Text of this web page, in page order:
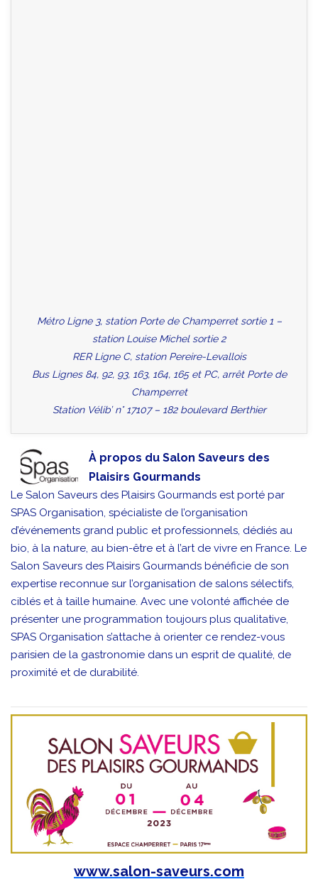
Métro Ligne 3, station Porte de Champerret sortie 1 –
station Louise Michel sortie 2
RER Ligne C, station Pereire-Levallois
Bus Lignes 84, 92, 93, 163, 164, 165 et PC, arrêt Porte de
Champerret
Station Vélib’ n° 17107 – 182 boulevard Berthier
À propos du Salon Saveurs des
Plaisirs Gourmands
Le Salon Saveurs des Plaisirs Gourmands est porté par
SPAS Organisation, spécialiste de l’organisation
d’événements grand public et professionnels, dédiés au
bio, à la nature, au bien-être et à l’art de vivre en France. Le
Salon Saveurs des Plaisirs Gourmands bénéficie de son
expertise reconnue sur l’organisation de salons sélectifs,
ciblés et à taille humaine. Avec une volonté affichée de
présenter une programmation toujours plus qualitative,
SPAS Organisation s’attache à orienter ce rendez-vous
parisien de la gastronomie dans un esprit de qualité, de
proximité et de durabilité.
www.salon-saveurs.com